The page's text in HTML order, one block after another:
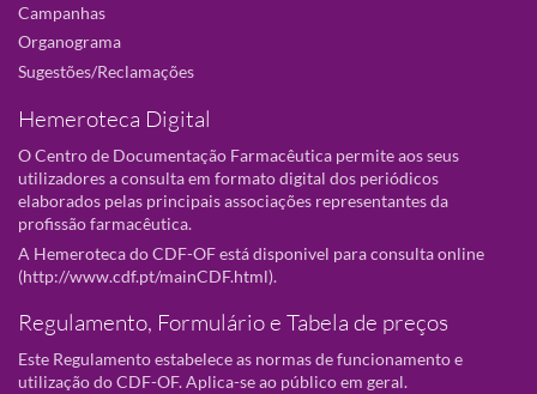
Campanhas
Organograma
Sugestões/Reclamações
Hemeroteca Digital
O Centro de Documentação Farmacêutica permite aos seus
utilizadores a consulta em formato digital dos periódicos
elaborados pelas principais associações representantes da
profissão farmacêutica.
A Hemeroteca do CDF-OF está disponivel para consulta online
(http://www.cdf.pt/mainCDF.html).
Regulamento, Formulário e Tabela de preços
Este Regulamento estabelece as normas de funcionamento e
utilização do CDF-OF. Aplica-se ao público em geral.